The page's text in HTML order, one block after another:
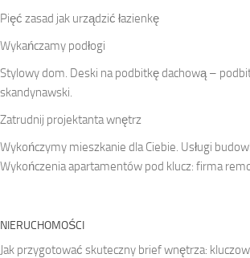
Pięć zasad jak urządzić łazienkę
Wykańczamy podłogi
Stylowy dom. Deski na podbitkę dachową –
skandynawski.
Zatrudnij projektanta wnętrz
Wykończymy mieszkanie dla Ciebie. Usługi
Wykończenia apartamentów pod klucz: firma
NIERUCHOMOŚCI
Jak przygotować skuteczny brief wnętrza: